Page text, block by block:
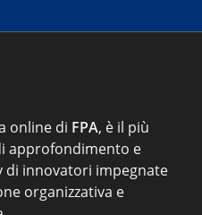
online di FPA, è il più
approfondimento e
innovatori impegnate
organizzativa e